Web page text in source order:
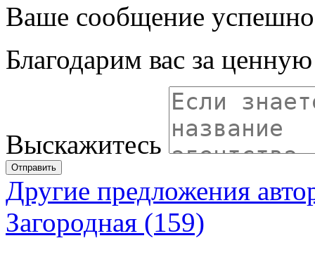
Ваше сообщение успешно
Благодарим вас за
Выскажитесь
Отправить
Другие предложения
Загородная (159)